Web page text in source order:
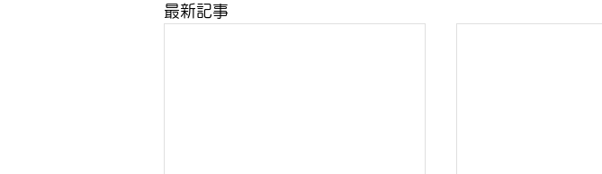
最新記事